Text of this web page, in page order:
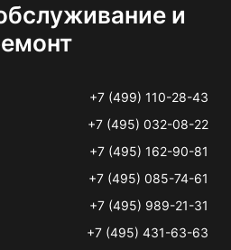
и
+7 (499) 110-28-43
+7 (495) 032-08-22
+7 (495) 162-90-81
+7 (495) 085-74-61
+7 (495) 989-21-31
+7 (495) 431-63-63